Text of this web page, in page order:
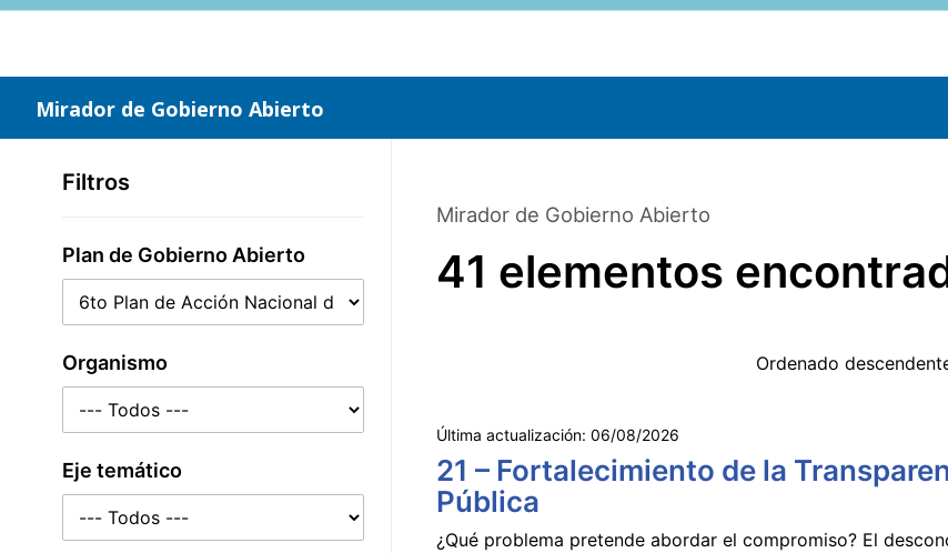
Saltar
Mirador de Gobierno Abierto
Filtros
Plan de Gobierno Abierto
Organismo
Eje temático
Mirador de Gobierno Abierto
41 elementos
Ordenado
Última actualización: 06/08/2026
21 – Fortalecimiento de la
Pública
¿Qué problema pretende abordar el compromiso? El